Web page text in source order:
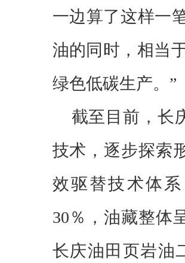
一边算了这样一
油的同时，相当
绿色低碳生产。”
截至目前，长
技术，逐步探索
效驱替技术体
30％，油藏整体
长庆油田页岩油